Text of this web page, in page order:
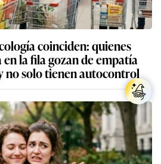
coinciden: quienes
la fila gozan de empatía
no solo tienen autocontrol